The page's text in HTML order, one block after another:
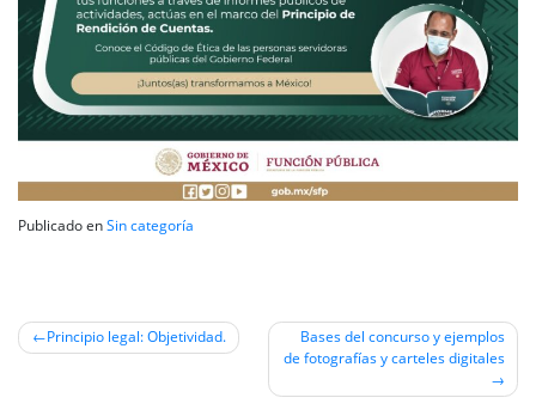
Publicado enSin categoría
Navegación
Principio legal: Objetividad.
Bases del concurso y ejemplos
de fotografías y carteles digitales